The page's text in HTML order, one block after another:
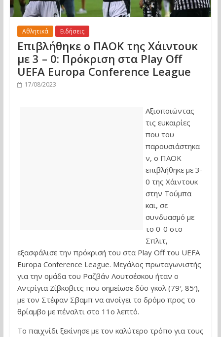
Αθλητικά Ειδήσεις
Επιβλήθηκε ο ΠΑΟΚ της Χάιντουκ
με 3 – 0: Πρόκριση στα Play Off
UEFA Europa Conference League
17/08/2023
Αξιοποιώντας
τις ευκαιρίες
που του
παρουσιάστηκα
ν, ο ΠΑΟΚ
επιβλήθηκε με 3-
0 της Χάιντουκ
στην Τούμπα
και, σε
συνδυασμό με
το 0-0 στο
Σπλιτ,
εξασφάλισε την πρόκρισή του στα Play Off του UEFA
Europa Conference League. Μεγάλος πρωταγωνιστής
για την ομάδα του Ραζβάν Λουτσέσκου ήταν ο
Αντρίγια Ζίβκοβιτς που σημείωσε δύο γκολ (79′, 85′),
με τον Στέφαν Σβαμπ να ανοίγει το δρόμο προς το
θρίαμβο με πέναλτι στο 11ο λεπτό.
Το παιχνίδι ξεκίνησε με τον καλύτερο τρόπο για τους